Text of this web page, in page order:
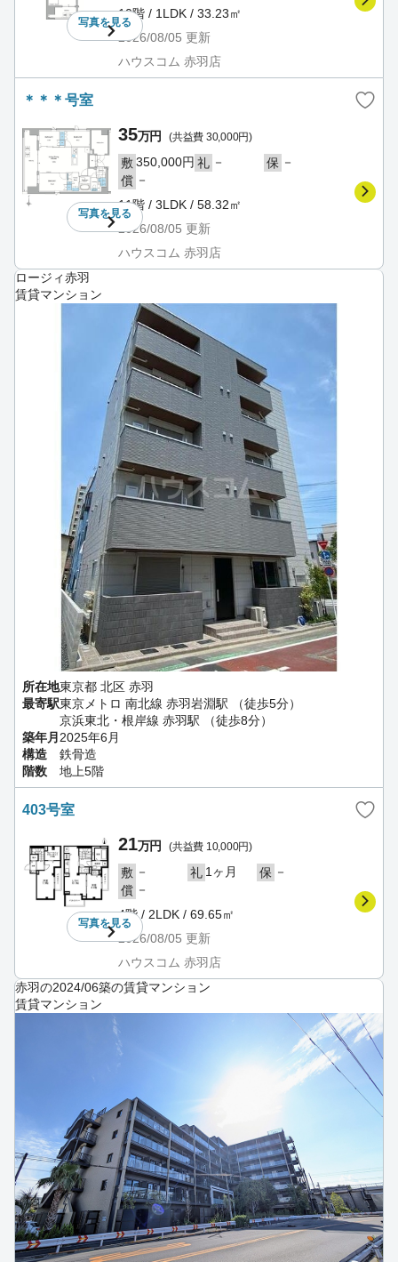
写真を見る
10階 / 1LDK / 33.23㎡
2026/08/05 更新
ハウスコム 赤羽店
＊＊＊号室
写真を見る
35万円 (共益費 30,000円)
敷350,000円 礼 － 保 －
償 －
11階 / 3LDK / 58.32㎡
2026/08/05 更新
ハウスコム 赤羽店
ロージィ赤羽
賃貸マンション
所在地東京都 北区 赤羽
最寄駅東京メトロ 南北線 赤羽岩淵駅 （徒歩5分）
京浜東北・根岸線 赤羽駅 （徒歩8分）
築年月 2025年6月
構造
鉄骨造
階数
地上5階
403号室
写真を見る
21万円 (共益費 10,000円)
敷 － 礼 1ヶ月 保 －
償 －
4階 / 2LDK / 69.65㎡
2026/08/05 更新
ハウスコム 赤羽店
赤羽の2024/06築の賃貸マンション
賃貸マンション